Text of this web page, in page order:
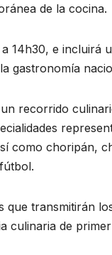
de la cocina.
14h30, e
gastronomía
recorrido
como choripán,
transmitirán
culinaria de